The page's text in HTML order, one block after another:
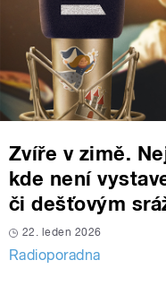
Zvíře v zimě.
kde není
či dešťovým
22. leden 2026
Radioporadna